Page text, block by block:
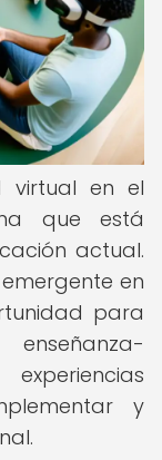
virtual en el
que está
actual.
en
para
y